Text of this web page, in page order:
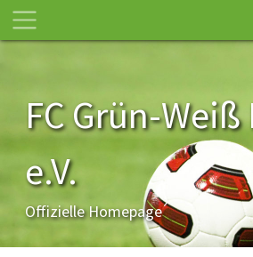
FC Grün-
e.V.
Offizielle Homepage